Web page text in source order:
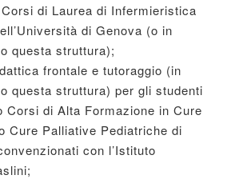
di Laurea di Infermieristica
di Genova (o in
questa struttura);
frontale e tutoraggio (in
questa struttura) per gli studenti
Corsi di Alta Formazione in Cure
Cure Palliative Pediatriche di
con l’Istituto